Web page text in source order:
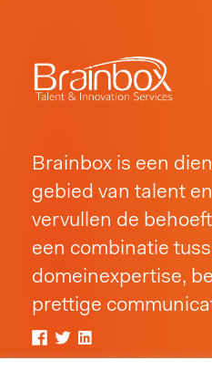
Brainbox is een
gebied van talent
vervullen de
een combinatie
domeinexpertise,
prettige